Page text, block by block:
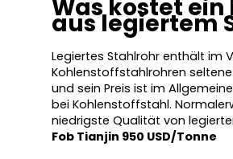
Was kostet ein
aus legiertem
Legiertes Stahlrohr enthält im
Kohlenstoffstahlrohren
und sein Preis ist im
bei Kohlenstoffstahl.
niedrigste Qualität von
Fob Tianjin 950 USD/Tonne